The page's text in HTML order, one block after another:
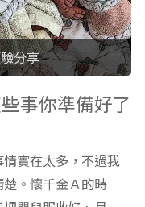
分享
事你準備好了
實在太多，不過我
。懷千金Ａ的時